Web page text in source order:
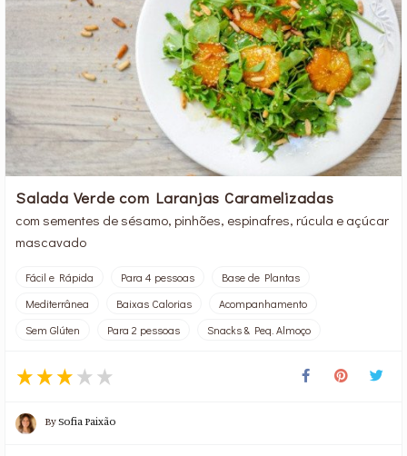
Salada Verde com Laranjas Caramelizadas
com sementes de sésamo, pinhões, espinafres, rúcula e açúcar
mascavado
Fácil e Rápida Para 4 pessoas
Base de Plantas
Mediterrânea
Baixas Calorias
Acompanhamento
Sem Glúten
Para 2 pessoas Snacks & Peq. Almoço
BySofia Paixão